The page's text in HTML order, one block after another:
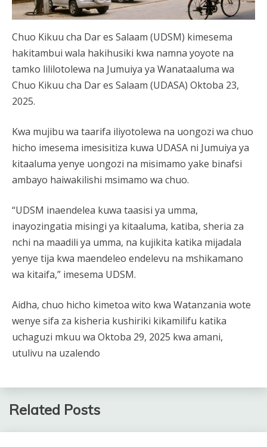
Chuo Kikuu cha Dar es Salaam (UDSM) kimesema
hakitambui wala hakihusiki kwa namna yoyote na
tamko lililotolewa na Jumuiya ya Wanataaluma wa
Chuo Kikuu cha Dar es Salaam (UDASA) Oktoba 23,
2025.
Kwa mujibu wa taarifa iliyotolewa na uongozi wa chuo
hicho imesema imesisitiza kuwa UDASA ni Jumuiya ya
kitaaluma yenye uongozi na misimamo yake binafsi
ambayo haiwakilishi msimamo wa chuo.
“UDSM inaendelea kuwa taasisi ya umma,
inayozingatia misingi ya kitaaluma, katiba, sheria za
nchi na maadili ya umma, na kujikita katika mijadala
yenye tija kwa maendeleo endelevu na mshikamano
wa kitaifa,” imesema UDSM.
Aidha, chuo hicho kimetoa wito kwa Watanzania wote
wenye sifa za kisheria kushiriki kikamilifu katika
uchaguzi mkuu wa Oktoba 29, 2025 kwa amani,
utulivu na uzalendo
Related Posts